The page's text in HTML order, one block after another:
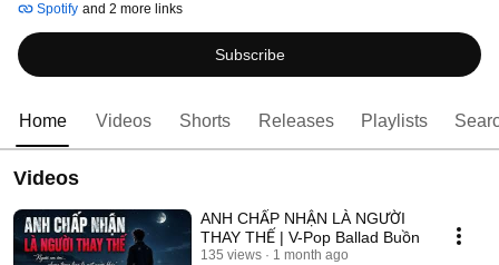
rằng sẽ chạm đến trái tim và mang lại sự đồng cảm cho bạn. Hãy cùng lắng
nghe và cảm nhận nhé!
Spotify and 2 more links
Subscribe
Home Videos Shorts Releases Playlists
Videos
ANH CHẤP NHẬN LÀ NGƯỜI
THAY THẾ | V-Pop Ballad Buồn
135 views 1 month ago